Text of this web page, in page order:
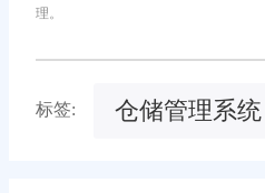
理。
标签: 仓储管理系统